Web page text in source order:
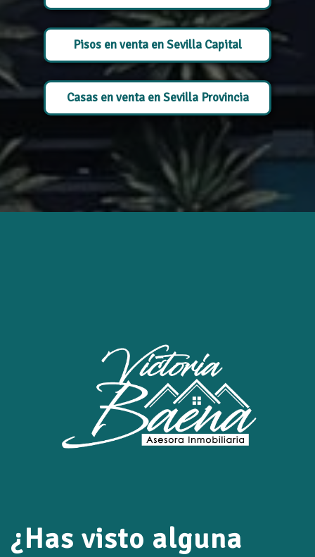
Pisos en venta en Sevilla Capital
Casas en venta en Sevilla Provincia
¿Has visto alguna